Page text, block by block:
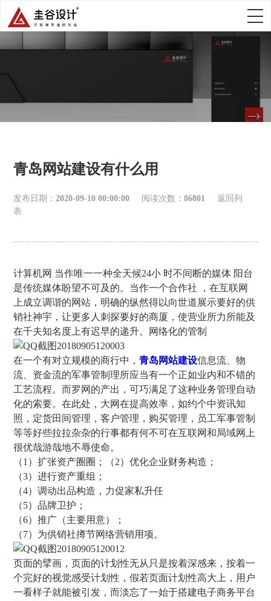
青岛网站建设有什么用
发布日期：2020-09-10 00:00:00 阅读次数：86801
返回列
表
计算机网 当作唯一一种全天候24小 时不间断的媒体 阳台
是传统媒体盼望不可及的。当作一个合作社 ，在互联网
上成立调谐的网站，明确的纵然得以向世道展示要好的供
销社神宇，让更多人刺探要好的商厦，使营业所力所能及
在千夫知名度上有迟早的递升。网络化的管制
在一个有对立规模的商行中，青岛网站建设信息流、物
流、资金流的军事管制理所应当有一个正如业内和不错的
工艺流程。而罗网的产出，可巧满足了这种业务管理自动
化的索要。在此处，大网在提高效率，如约个中资讯知
照，定货田间管理，客户管理，购买管理，员工军事管制
等等好些拉拉杂杂的行事都有何不可在互联网和局域网上
很优哉游哉地不辱使命。
（1）扩张资产圈圈；（2）优化企业财务构造；
（3）进行资产重组；
（4）调动出品构造，力促家私升任
（5）品牌卫护；
（6）推广（主要用意）；
（7）为供销社撙节网络营销用项。
页面的擘画，页面的计划性无从只是按着深感来，按着一
个完好的视觉感受计划性，假若页面计划性高大上，用户
一看样子就能被引发，而淡忘了一始于搭建电子商务平台